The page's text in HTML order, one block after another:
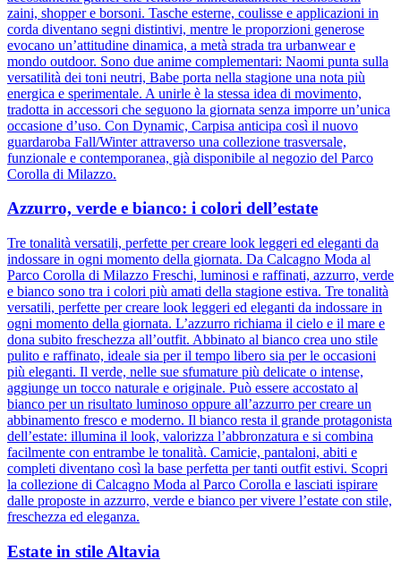
zaini, shopper e borsoni. Tasche esterne, coulisse e applicazioni in
corda diventano segni distintivi, mentre le proporzioni generose
evocano un’attitudine dinamica, a metà strada tra urbanwear e
mondo outdoor. Sono due anime complementari: Naomi punta sulla
versatilità dei toni neutri, Babe porta nella stagione una nota più
energica e sperimentale. A unirle è la stessa idea di movimento,
tradotta in accessori che seguono la giornata senza imporre un’unica
occasione d’uso. Con Dynamic, Carpisa anticipa così il nuovo
guardaroba Fall/Winter attraverso una collezione trasversale,
funzionale e contemporanea, già disponibile al negozio del Parco
Corolla di Milazzo.
Azzurro, verde e bianco: i colori dell’estate
Tre tonalità versatili, perfette per creare look leggeri ed eleganti da
indossare in ogni momento della giornata. Da Calcagno Moda al
Parco Corolla di Milazzo Freschi, luminosi e raffinati, azzurro, verde
e bianco sono tra i colori più amati della stagione estiva. Tre tonalità
versatili, perfette per creare look leggeri ed eleganti da indossare in
ogni momento della giornata. L’azzurro richiama il cielo e il mare e
dona subito freschezza all’outfit. Abbinato al bianco crea uno stile
pulito e raffinato, ideale sia per il tempo libero sia per le occasioni
più eleganti. Il verde, nelle sue sfumature più delicate o intense,
aggiunge un tocco naturale e originale. Può essere accostato al
bianco per un risultato luminoso oppure all’azzurro per creare un
abbinamento fresco e moderno. Il bianco resta il grande protagonista
dell’estate: illumina il look, valorizza l’abbronzatura e si combina
facilmente con entrambe le tonalità. Camicie, pantaloni, abiti e
completi diventano così la base perfetta per tanti outfit estivi. Scopri
la collezione di Calcagno Moda al Parco Corolla e lasciati ispirare
dalle proposte in azzurro, verde e bianco per vivere l’estate con stile,
freschezza ed eleganza.
Estate in stile Altavia